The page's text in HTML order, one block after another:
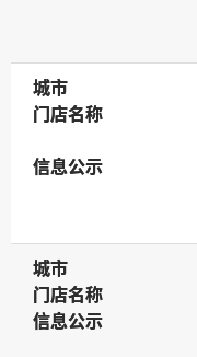
城市
城市
门店名称
门店名称
信息公示
信息公示
城市
城市
门店名称
门店名称
信息公示
信息公示